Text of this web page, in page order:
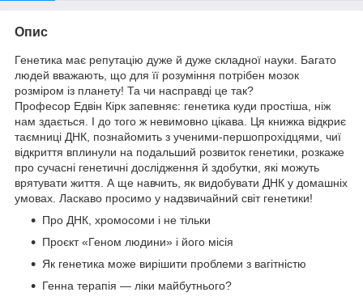
Опис
Генетика має репутацію дуже й дуже складної науки. Багато
людей вважають, що для її розуміння потрібен мозок
розміром із планету! Та чи насправді це так?
Професор Едвін Кірк запевняє: генетика куди простіша, ніж
нам здається. І до того ж невимовно цікава. Ця книжка відкриє
таємниці ДНК, познайомить з ученими-першопрохідцями, чиї
відкриття вплинули на подальший розвиток генетики, розкаже
про сучасні генетичні дослідження й здобутки, які можуть
врятувати життя. А ще навчить, як видобувати ДНК у домашніх
умовах. Ласкаво просимо у надзвичайний світ генетики!
Про ДНК, хромосоми і не тільки
Проєкт «Геном людини» і його місія
Як генетика може вирішити проблеми з вагітністю
Генна терапія — ліки майбутнього?